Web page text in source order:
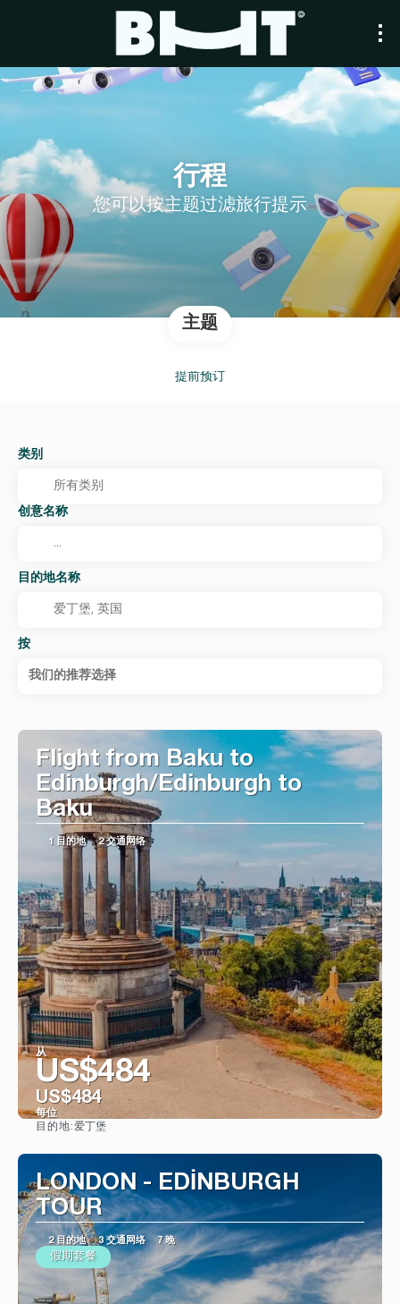
行程
您可以按主题过滤旅行提示
主题
提前预订
类别
创意名称
目的地名称
按
我们的推荐选择
Flight from Baku to
Edinburgh/Edinburgh to
Baku
1 目的地 2 交通网络
从
US$484
US$484
每位
目的地:爱丁堡
LONDON - EDİNBURGH
TOUR
2 目的地 3 交通网络 7 晚
假期套餐